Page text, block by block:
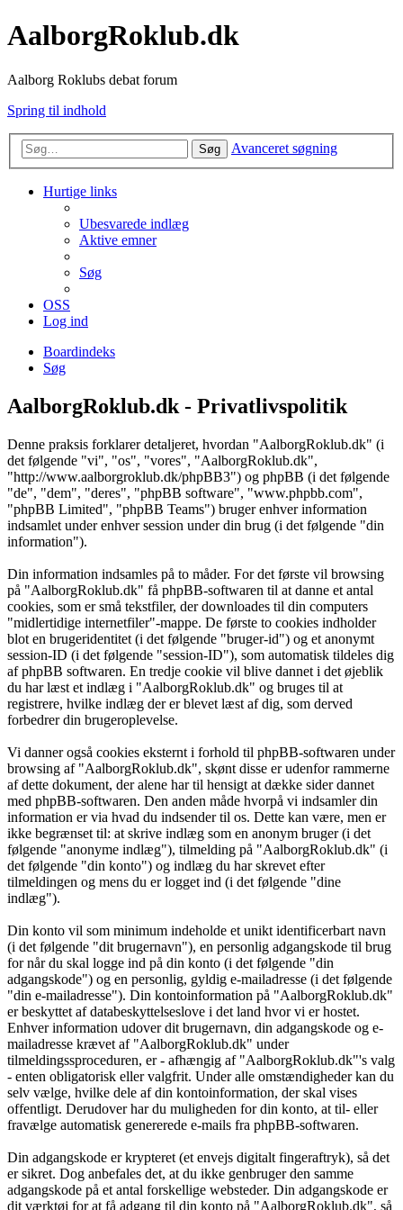
AalborgRoklub.dk
Aalborg Roklubs debat forum
Spring til indhold
Søg Avanceret søgning
Hurtige links
Ubesvarede indlæg
Aktive emner
Søg
OSS
Log ind
Boardindeks
Søg
AalborgRoklub.dk - Privatlivspolitik
Denne praksis forklarer detaljeret, hvordan "AalborgRoklub.dk" (i
det følgende "vi", "os", "vores", "AalborgRoklub.dk",
"http://www.aalborgroklub.dk/phpBB3") og phpBB (i det følgende
"de", "dem", "deres", "phpBB software", "www.phpbb.com",
"phpBB Limited", "phpBB Teams") bruger enhver information
indsamlet under enhver session under din brug (i det følgende "din
information").
Din information indsamles på to måder. For det første vil browsing
på "AalborgRoklub.dk" få phpBB-softwaren til at danne et antal
cookies, som er små tekstfiler, der downloades til din computers
"midlertidige internetfiler"-mappe. De første to cookies indholder
blot en brugeridentitet (i det følgende "bruger-id") og et anonymt
session-ID (i det følgende "session-ID"), som automatisk tildeles dig
af phpBB softwaren. En tredje cookie vil blive dannet i det øjeblik
du har læst et indlæg i "AalborgRoklub.dk" og bruges til at
registrere, hvilke indlæg der er blevet læst af dig, som derved
forbedrer din brugeroplevelse.
Vi danner også cookies eksternt i forhold til phpBB-softwaren under
browsing af "AalborgRoklub.dk", skønt disse er udenfor rammerne
af dette dokument, der alene har til hensigt at dække sider dannet
med phpBB-softwaren. Den anden måde hvorpå vi indsamler din
information er via hvad du indsender til os. Dette kan være, men er
ikke begrænset til: at skrive indlæg som en anonym bruger (i det
følgende "anonyme indlæg"), tilmelding på "AalborgRoklub.dk" (i
det følgende "din konto") og indlæg du har skrevet efter
tilmeldingen og mens du er logget ind (i det følgende "dine
indlæg").
Din konto vil som minimum indeholde et unikt identificerbart navn
(i det følgende "dit brugernavn"), en personlig adgangskode til brug
for når du skal logge ind på din konto (i det følgende "din
adgangskode") og en personlig, gyldig e-mailadresse (i det følgende
"din e-mailadresse"). Din kontoinformation på "AalborgRoklub.dk"
er beskyttet af databeskyttelseslove i det land hvor vi er hostet.
Enhver information udover dit brugernavn, din adgangskode og e-
mailadresse krævet af "AalborgRoklub.dk" under
tilmeldingssproceduren, er - afhængig af "AalborgRoklub.dk"'s valg
- enten obligatorisk eller valgfrit. Under alle omstændigheder kan du
selv vælge, hvilke dele af din kontoinformation, der skal vises
offentligt. Derudover har du muligheden for din konto, at til- eller
fravælge automatisk genererede e-mails fra phpBB-softwaren.
Din adgangskode er krypteret (et envejs digitalt fingeraftryk), så det
er sikret. Dog anbefales det, at du ikke genbruger den samme
adgangskode på et antal forskellige websteder. Din adgangskode er
dit værktøj for at få adgang til din konto på "AalborgRoklub.dk", så